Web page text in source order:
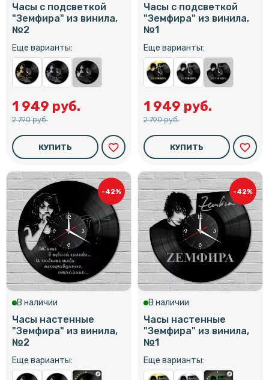
Часы с подсветкой
"Земфира" из винила,
№2
Еще варианты:
1 949 руб.
2 790 руб.
КУПИТЬ favorite_border
Часы с подсветкой
"Земфира" из винила,
№1
Еще варианты:
1 949 руб.
2 790 руб.
КУПИТЬ favorite_border
-42%
В наличии
Часы настенные
"Земфира" из винила,
№2
Еще варианты:
-42%
В наличии
Часы настенные
"Земфира" из винила,
№1
Еще варианты: